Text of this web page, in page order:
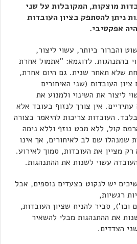
מוצקות, המקובלות על שני
ניתן להסתפק בציון העובדות
אפקטיבי.
והברור ביותר, עשוי ליצור,
בהתנהגות. לדוגמא: "אתמול אחרת
שלא תאחר שנית. גם היום אחרת,
העובדות (שני האיחורים
ליצור את השינוי ולמנוע את
עתידיים. אין צורך לנזוף בעובד אלא
העובדות צריכות להיאמר בצורה
קול, ללא מבט נוזף וללא נימה
שמנהלו שם לב לאיחורים, אך אינו
מציין את העובדות, סמוך לאירוע.
עשוי לשנות את ההתנהגות.
יש לנקוט בצעדים נוספים, אבל
רגשיות,
וכו'), סביר להניח שציון העובדות,
את ההתנהגות מבלי להשאיר
הצדדים.